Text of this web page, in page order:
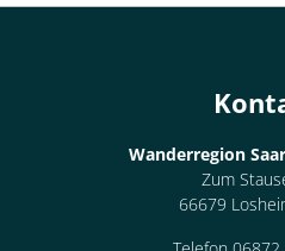
Wanderregion
Zum
66679